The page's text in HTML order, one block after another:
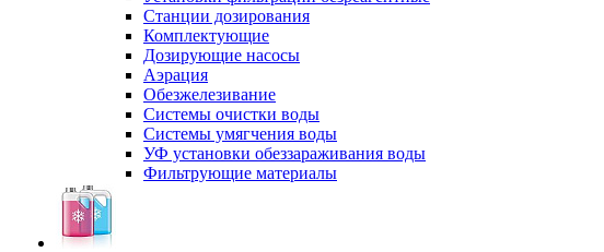
Станции дозирования
Комплектующие
Дозирующие насосы
Аэрация
Обезжелезивание
Системы очистки воды
Системы умягчения воды
УФ установки обеззараживания воды
Фильтрующие материалы